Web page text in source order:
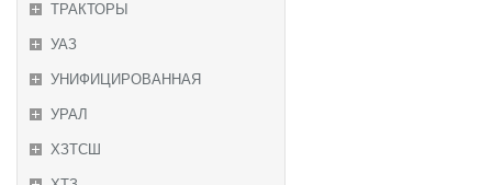
ТРАКТОРЫ
УАЗ
УНИФИЦИРОВАННАЯ
УРАЛ
ХЗТСШ